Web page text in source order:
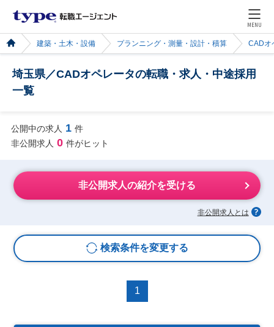
MENU
建築・土木・設備 プランニング・測量・設計・積算 CADオ
埼玉県／CADオペレータの転職・求人・中途採用
一覧
公開中の求人 1 件
非公開求人 0 件がヒット
非公開求人の紹介を受ける
非公開求人とは
検索条件を変更する
1